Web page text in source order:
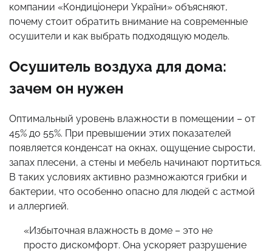
компании «Кондиціонери України» объясняют,
почему стоит обратить внимание на современные
осушители и как выбрать подходящую модель.
Осушитель воздуха для дома:
зачем он нужен
Оптимальный уровень влажности в помещении – от
45% до 55%. При превышении этих показателей
появляется конденсат на окнах, ощущение сырости,
запах плесени, а стены и мебель начинают портиться.
В таких условиях активно размножаются грибки и
бактерии, что особенно опасно для людей с астмой
и аллергией.
«Избыточная влажность в доме – это не
просто дискомфорт. Она ускоряет разрушение